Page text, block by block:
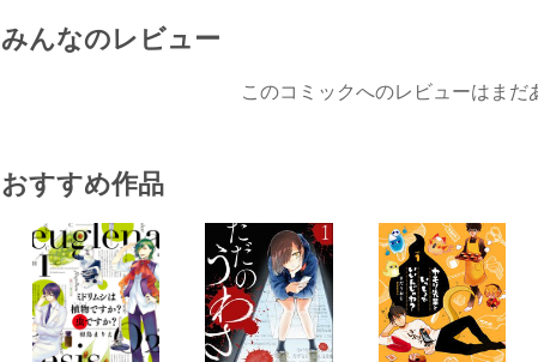
みんなのレビュー
このコミックへのレビューはまだ
おすすめ作品